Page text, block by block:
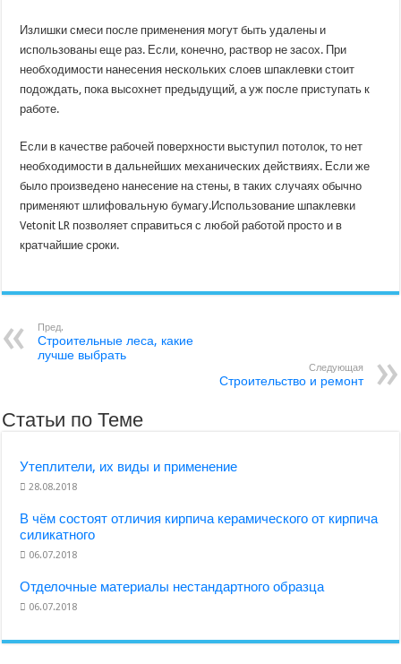
Излишки смеси после применения могут быть удалены и
использованы еще раз. Если, конечно, раствор не засох. При
необходимости нанесения нескольких слоев шпаклевки стоит
подождать, пока высохнет предыдущий, а уж после приступать к
работе.
Если в качестве рабочей поверхности выступил потолок, то нет
необходимости в дальнейших механических действиях. Если же
было произведено нанесение на стены, в таких случаях обычно
применяют шлифовальную бумагу.Использование шпаклевки
Vetonit LR позволяет справиться с любой работой просто и в
кратчайшие сроки.
Пред.
Строительные леса, какие
лучше выбрать
Следующая
Строительство и ремонт
Статьи по Теме
Утеплители, их виды и применение
28.08.2018
В чём состоят отличия кирпича керамического от кирпича
силикатного
06.07.2018
Отделочные материалы нестандартного образца
06.07.2018